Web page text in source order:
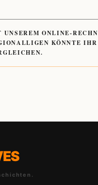
UNSEREM ONLINE-
KÖNNTE